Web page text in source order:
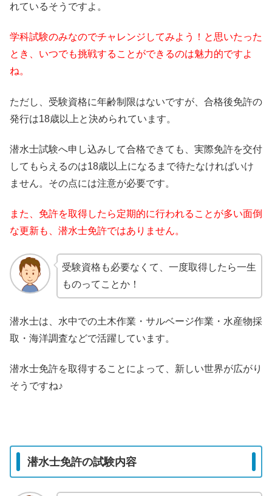
れているそうですよ。
学科試験のみなのでチャレンジしてみよう！と思いたった
とき、いつでも挑戦することができるのは魅力的ですよ
ね。
ただし、受験資格に年齢制限はないですが、合格後免許の
発行は18歳以上と決められています。
潜水士試験へ申し込みして合格できても、実際免許を交付
してもらえるのは18歳以上になるまで待たなければいけ
ません。その点には注意が必要です。
また、免許を取得したら定期的に行われることが多い面倒
な更新も、潜水士免許ではありません。
受験資格も必要なくて、一度取得したら一生
ものってことか！
潜水士は、水中での土木作業・サルベージ作業・水産物採
取・海洋調査などで活躍しています。
潜水士免許を取得することによって、新しい世界が広がり
そうですね♪
潜水士免許の試験内容